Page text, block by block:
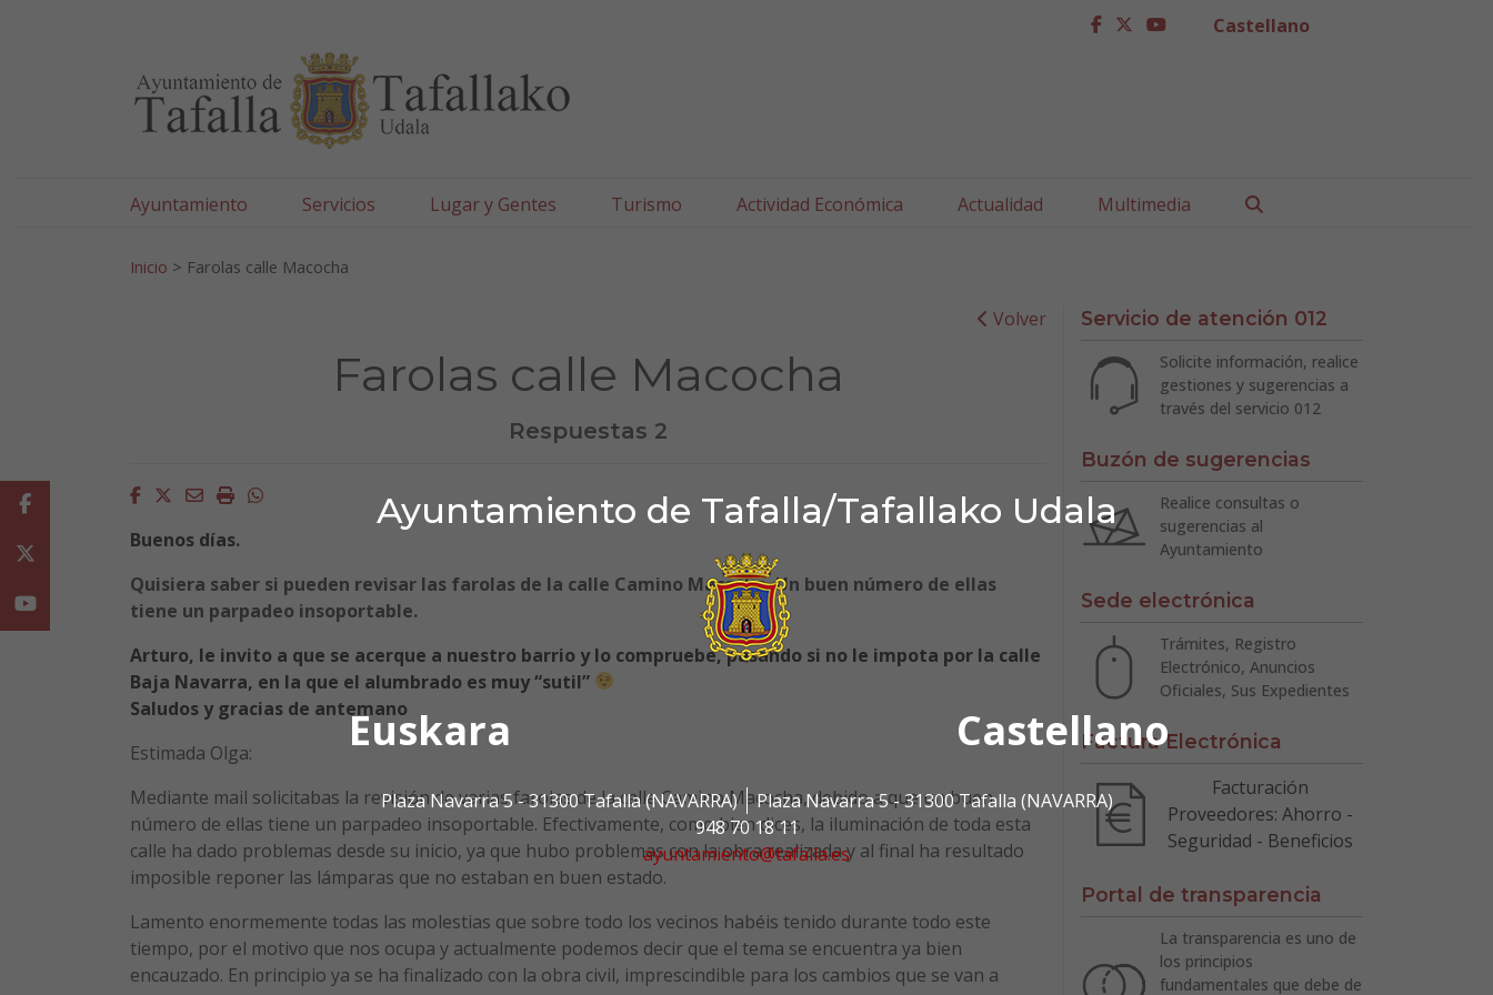
Ayuntamiento de Tafalla/Tafallako Udala
Euskara Castellano
Plaza Navarra 5 - 31300 Tafalla (NAVARRA)
Plaza Navarra 5 - 31300 Tafalla (NAVARRA)
948 70 18 11
ayuntamiento@tafalla.es
facebook
twitter
youtubeCastellano
Ayuntamiento Servicios Lugar y Gentes Turismo Actividad Económica Actualidad Multimedia
Inicio > Farolas calle Macocha
Volver
Farolas calle Macocha
Respuestas 2
Facebook
Twitter
EmailImprimirWhatsapp
Buenos días.
Quisiera saber si pueden revisar las farolas de la calle Camino Macocha. Un buen número de ellas
tiene un parpadeo insoportable.
Arturo, le invito a que se acerque a nuestro barrio y lo compruebe, pasando si no le impota por la calle
Baja Navarra, en la que el alumbrado es muy “sutil”
Saludos y gracias de antemano
Estimada Olga:
Mediante mail solicitabas la revisión de varias farolas de la calle Camino Macocha, debido a que un buen
número de ellas tiene un parpadeo insoportable. Efectivamente, como bien dices, la iluminación de toda esta
calle ha dado problemas desde su inicio, ya que hubo problemas con la obra realizada y al final ha resultado
imposible reponer las lámparas que no estaban en buen estado.
Lamento enormemente todas las molestias que sobre todo los vecinos habéis tenido durante todo este
tiempo, por el motivo que nos ocupa y actualmente podemos decir que el tema se encuentra ya bien
encauzado. En principio ya se ha finalizado con la obra civil, imprescindible para los cambios que se van a
Servicio de atención 012
Solicite información, realice
gestiones y sugerencias a
través del servicio 012
Buzón de sugerencias
Realice consultas o
sugerencias al
Ayuntamiento
Sede electrónica
Trámites, Registro
Electrónico, Anuncios
Oficiales, Sus Expedientes
Factura Electrónica
Facturación
Proveedores: Ahorro -
Seguridad - Beneficios
Portal de transparencia
La transparencia es uno de
los principios
fundamentales que debe de
Facebook
Youtube